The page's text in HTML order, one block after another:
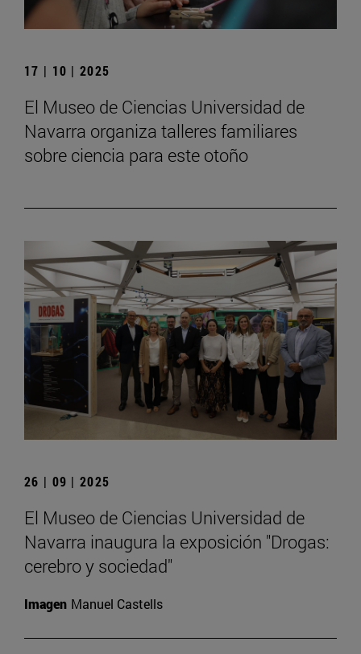
17 | 10 | 2025
El Museo de Ciencias Universidad de
Navarra organiza talleres familiares
sobre ciencia para este otoño
26 | 09 | 2025
El Museo de Ciencias Universidad de
Navarra inaugura la exposición "Drogas:
cerebro y sociedad"
Imagen Manuel Castells